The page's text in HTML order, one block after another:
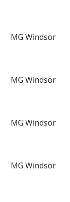
MG Windsor
MG Windsor
MG Windsor
MG Windsor